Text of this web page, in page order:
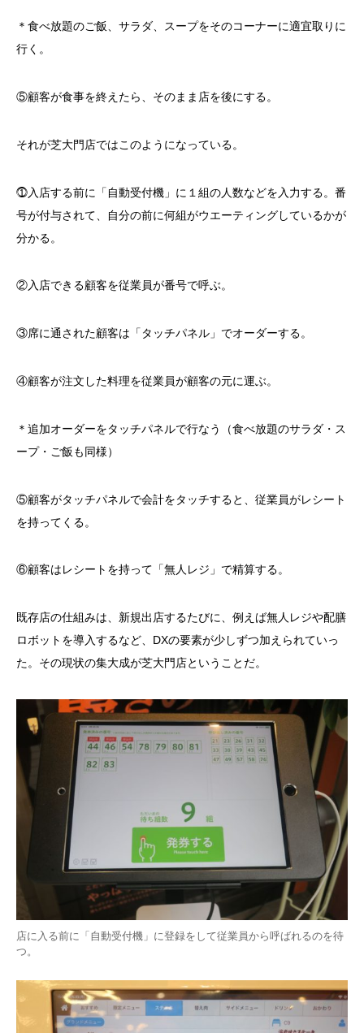
＊食べ放題のご飯、サラダ、スープをそのコーナーに適宜取りに
行く。
⑤顧客が食事を終えたら、そのまま店を後にする。
それが芝大門店ではこのようになっている。
⓵入店する前に「自動受付機」に１組の人数などを入力する。番
号が付与されて、自分の前に何組がウエーティングしているかが
分かる。
②入店できる顧客を従業員が番号で呼ぶ。
③席に通された顧客は「タッチパネル」でオーダーする。
④顧客が注文した料理を従業員が顧客の元に運ぶ。
＊追加オーダーをタッチパネルで行なう（食べ放題のサラダ・ス
ープ・ご飯も同様）
⑤顧客がタッチパネルで会計をタッチすると、従業員がレシート
を持ってくる。
⑥顧客はレシートを持って「無人レジ」で精算する。
既存店の仕組みは、新規出店するたびに、例えば無人レジや配膳
ロボットを導入するなど、 DXの要素が少しずつ加えられていっ
た。その現状の集大成が芝大門店ということだ。
店に入る前に「自動受付機」に登録をして従業員から呼ばれるのを待
つ。